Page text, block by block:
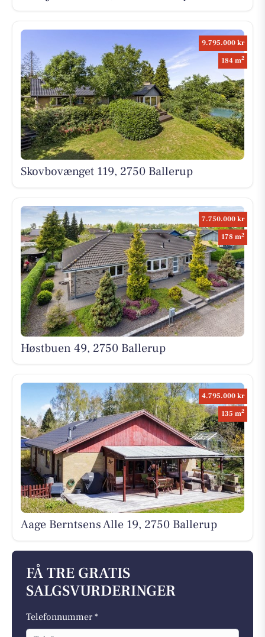
9.795.000 kr
184 m2
Skovbovænget 119, 2750 Ballerup
7.750.000 kr
178 m2
Høstbuen 49, 2750 Ballerup
4.795.000 kr
135 m2
Aage Berntsens Alle 19, 2750 Ballerup
FÅ TRE GRATIS
SALGSVURDERINGER
Telefonnummer *